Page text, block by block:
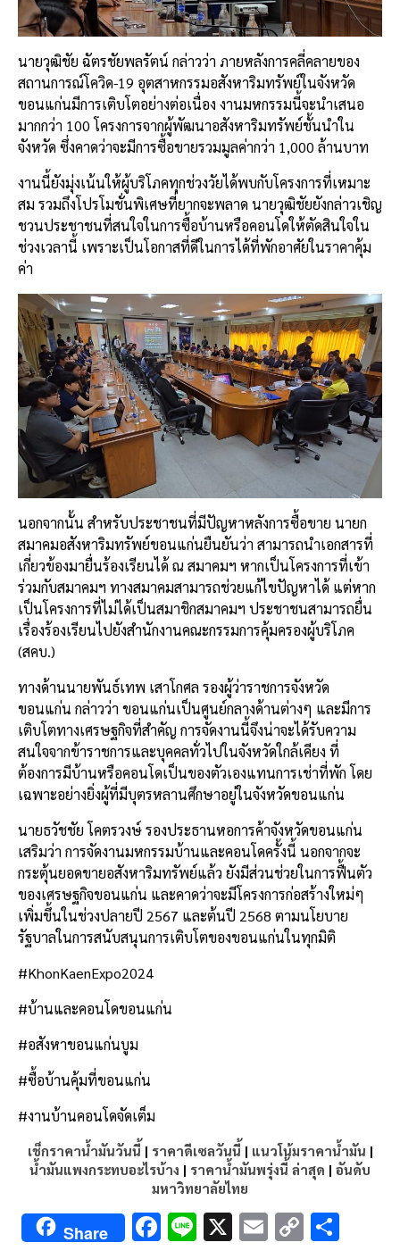
นายวุฒิชัย ฉัตรชัยพลรัตน์ กล่าวว่า ภายหลังการคลี่คลายของ
สถานการณ์โควิด-19 อุตสาหกรรมอสังหาริมทรัพย์ในจังหวัด
ขอนแก่นมีการเติบโตอย่างต่อเนื่อง งานมหกรรมนี้จะนำเสนอ
มากกว่า 100 โครงการจากผู้พัฒนาอสังหาริมทรัพย์ชั้นนำใน
จังหวัด ซึ่งคาดว่าจะมีการซื้อขายรวมมูลค่ากว่า 1,000 ล้านบาท
งานนี้ยังมุ่งเน้นให้ผู้บริโภคทุกช่วงวัยได้พบกับโครงการที่เหมาะ
สม รวมถึงโปรโมชั่นพิเศษที่ยากจะพลาด นายวุฒิชัยยังกล่าวเชิญ
ชวนประชาชนที่สนใจในการซื้อบ้านหรือคอนโดให้ตัดสินใจใน
ช่วงเวลานี้ เพราะเป็นโอกาสที่ดีในการได้ที่พักอาศัยในราคาคุ้ม
ค่า
นอกจากนั้น สำหรับประชาชนที่มีปัญหาหลังการซื้อขาย นายก
สมาคมอสังหาริมทรัพย์ขอนแก่นยืนยันว่า สามารถนำเอกสารที่
เกี่ยวข้องมายื่นร้องเรียนได้ ณ สมาคมฯ หากเป็นโครงการที่เข้า
ร่วมกับสมาคมฯ ทางสมาคมสามารถช่วยแก้ไขปัญหาได้ แต่หาก
เป็นโครงการที่ไม่ได้เป็นสมาชิกสมาคมฯ ประชาชนสามารถยื่น
เรื่องร้องเรียนไปยังสำนักงานคณะกรรมการคุ้มครองผู้บริโภค
(สคบ.)
ทางด้านนายพันธ์เทพ เสาโกศล รองผู้ว่าราชการจังหวัด
ขอนแก่น กล่าวว่า ขอนแก่นเป็นศูนย์กลางด้านต่างๆ และมีการ
เติบโตทางเศรษฐกิจที่สำคัญ การจัดงานนี้จึงน่าจะได้รับความ
สนใจจากข้าราชการและบุคคลทั่วไปในจังหวัดใกล้เคียง ที่
ต้องการมีบ้านหรือคอนโดเป็นของตัวเองแทนการเช่าที่พัก โดย
เฉพาะอย่างยิ่งผู้ที่มีบุตรหลานศึกษาอยู่ในจังหวัดขอนแก่น
นายธวัชชัย โคตรวงษ์ รองประธานหอการค้าจังหวัดขอนแก่น
เสริมว่า การจัดงานมหกรรมบ้านและคอนโดครั้งนี้ นอกจากจะ
กระตุ้นยอดขายอสังหาริมทรัพย์แล้ว ยังมีส่วนช่วยในการฟื้นตัว
ของเศรษฐกิจขอนแก่น และคาดว่าจะมีโครงการก่อสร้างใหม่ๆ
เพิ่มขึ้นในช่วงปลายปี 2567 และต้นปี 2568 ตามนโยบาย
รัฐบาลในการสนับสนุนการเติบโตของขอนแก่นในทุกมิติ
#KhonKaenExpo2024
#บ้านและคอนโดขอนแก่น
#อสังหาขอนแก่นบูม
#ซื้อบ้านคุ้มที่ขอนแก่น
#งานบ้านคอนโดจัดเต็ม
เช็กราคาน้ำมันวันนี้ | ราคาดีเซลวันนี้ | แนวโน้มราคาน้ำมัน |
น้ำมันแพงกระทบอะไรบ้าง | ราคาน้ำมันพรุ่งนี้ ล่าสุด | อันดับ
มหาวิทยาลัยไทย
Share F Li X E C